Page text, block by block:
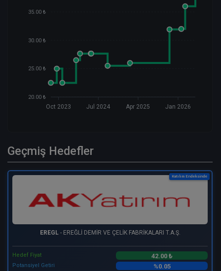
35.00 ₺
30.00 ₺
25.00 ₺
20.00 ₺
Oct 2023 Jul 2024 Apr 2025 Jan 2026
Geçmiş Hedefler
Katılım Endeksinde
EREGL- EREĞLİ DEMİR VE ÇELİK FABRİKALARI T.A.Ş.
Hedef Fiyat 42.00 ₺
Potansiyel Getiri %0.05